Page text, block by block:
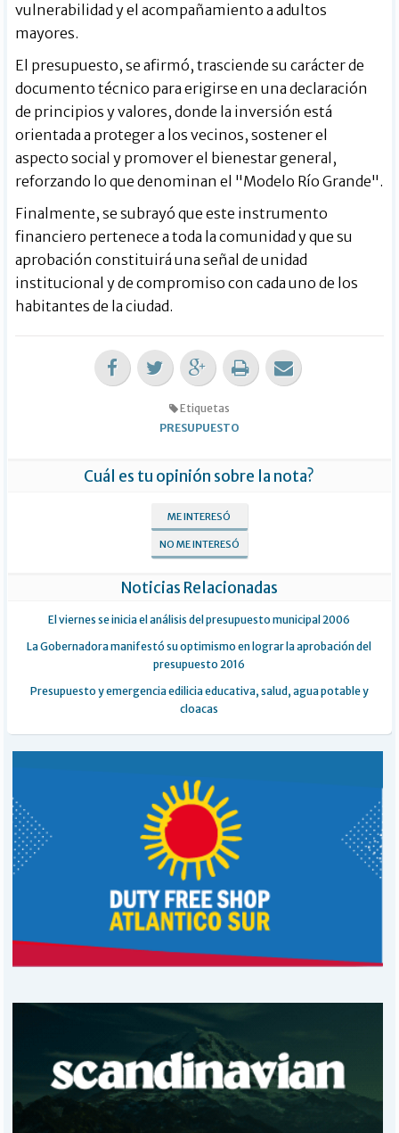
vulnerabilidad y el acompañamiento a adultos
mayores.
El presupuesto, se afirmó, trasciende su carácter de
documento técnico para erigirse en una declaración
de principios y valores, donde la inversión está
orientada a proteger a los vecinos, sostener el
aspecto social y promover el bienestar general,
reforzando lo que denominan el "Modelo Río Grande".
Finalmente, se subrayó que este instrumento
financiero pertenece a toda la comunidad y que su
aprobación constituirá una señal de unidad
institucional y de compromiso con cada uno de los
habitantes de la ciudad.
Etiquetas
PRESUPUESTO
Cuál es tu opinión sobre la nota?
ME INTERESÓ
NO ME INTERESÓ
Noticias Relacionadas
El viernes se inicia el análisis del presupuesto municipal 2006
La Gobernadora manifestó su optimismo en lograr la aprobación del
presupuesto 2016
Presupuesto y emergencia edilicia educativa, salud, agua potable y
cloacas